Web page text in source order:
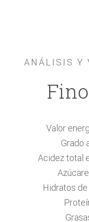
ANÁLISIS Y
Valor
Grado
Acidez total
Hidratos de